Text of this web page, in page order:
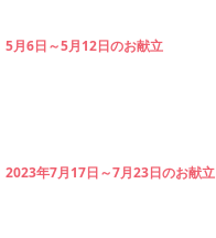
5月6日～5月12日のお献立
2023年7月17日～7月23日のお献立